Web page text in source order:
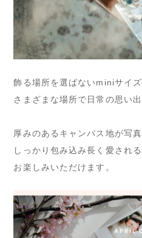
飾る場所を選ばないminiサイ
さまざまな場所で日常の思い
厚みのあるキャンバス地が写
しっかり包み込み長く愛され
お楽しみいただけます。